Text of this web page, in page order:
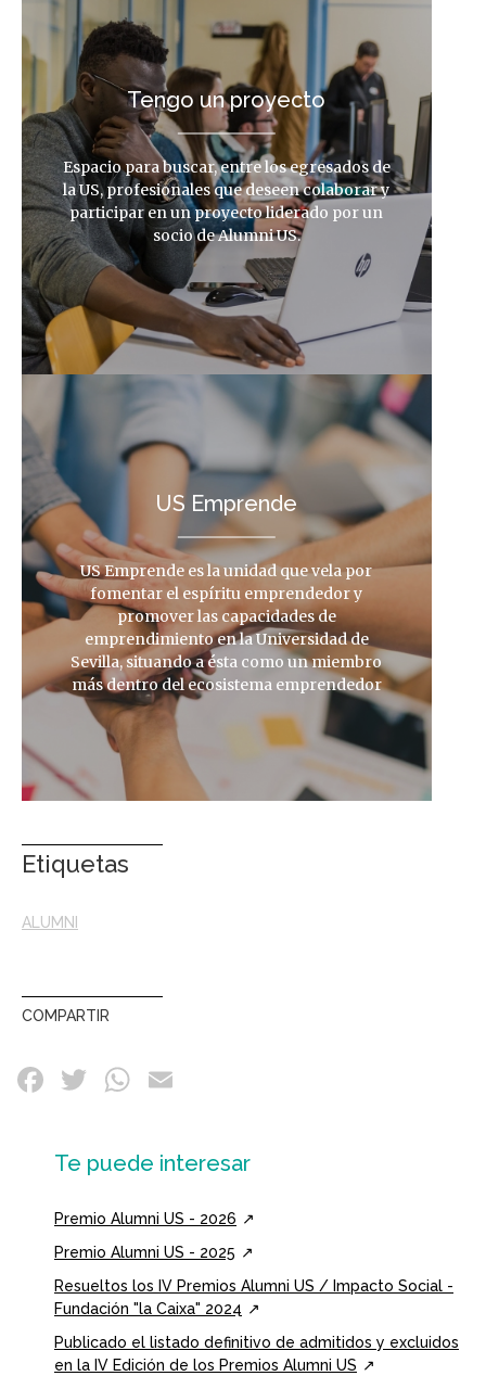
Tengo un proyecto
Espacio para buscar, entre los egresados de
la US, profesionales que deseen colaborar y
participar en un proyecto liderado por un
socio de Alumni US.
US Emprende
US Emprende es la unidad que vela por
fomentar el espíritu emprendedor y
promover las capacidades de
emprendimiento en la Universidad de
Sevilla, situando a ésta como un miembro
más dentro del ecosistema emprendedor
Etiquetas
ALUMNI
COMPARTIR
Te puede interesar
Premio Alumni US - 2026
Premio Alumni US - 2025
Resueltos los IV Premios Alumni US / Impacto Social -
Fundación "la Caixa" 2024
Publicado el listado definitivo de admitidos y excluidos
en la IV Edición de los Premios Alumni US